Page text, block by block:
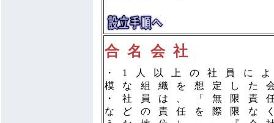
合名会社
・1人以上の社員に
模な組織を想定した
・社員は、「無限責
などの責任を際限な